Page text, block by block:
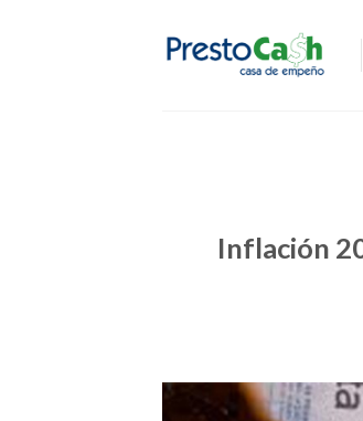
Inflación